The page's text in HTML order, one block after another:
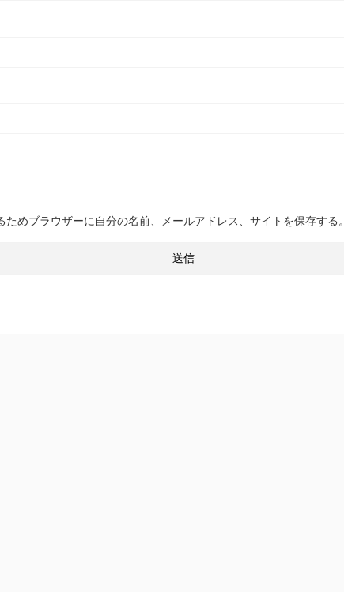
めブラウザーに自分の名前、メールアドレス、サイトを保存する。